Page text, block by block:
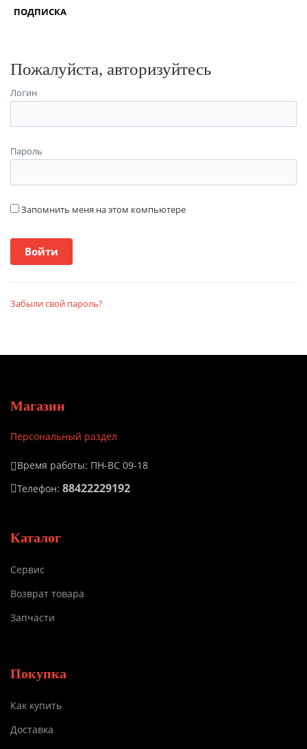
ПОДПИСКА
Пожалуйста, авторизуйтесь
Логин
Пароль
Запомнить меня на этом компьютере
Забыли свой пароль?
Магазин
Персональный раздел
Время работы: ПН-ВС 09-18
Телефон: 88422229192
Каталог
Сервис
Возврат товара
Запчасти
Покупка
Как купить
Доставка